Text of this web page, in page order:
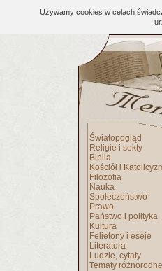
Używamy cookies w celach
Światopogląd
Religie i sekty
Biblia
Kościół i
Filozofia
Nauka
Społeczeństwo
Prawo
Państwo i polityka
Kultura
Felietony i eseje
Literatura
Ludzie, cytaty
Tematy różnorodne